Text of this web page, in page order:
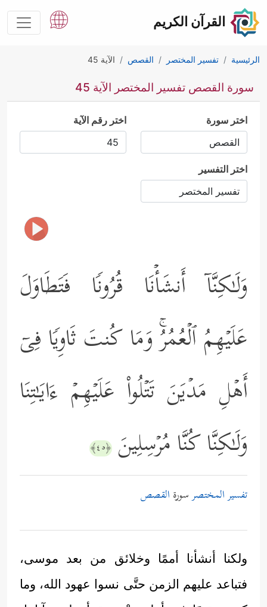
القرآن الكريم
الرئيسية تفسير المختصر القصص الآية 45
سورة القصص تفسير المختصر الآية 45
اختر سورة اختر رقم الآية
اختر التفسير
وَلَـٰكِنَّاۤ أَنشَأۡنَا قُرُونࣰا فَتَطَاوَلَ
عَلَیۡهِمُ ٱلۡعُمُرُۚ وَمَا كُنتَ ثَاوِیࣰا فِیۤ
أَهۡلِ مَدۡیَنَ تَتۡلُواْ عَلَیۡهِمۡ ءَایَـٰتِنَا
وَلَـٰكِنَّا كُنَّا مُرۡسِلِینَ ﴿٤٥﴾
تفسير المختصرسورة القصص
ولكنا أنشأنا أممًا وخلائق من بعد موسى،
فتباعد عليهم الزمن حتَّى نسوا عهود الله، وما